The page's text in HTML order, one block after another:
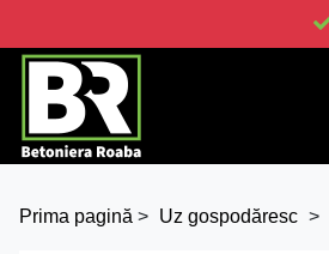
Prima pagină > Uz gospodăresc >